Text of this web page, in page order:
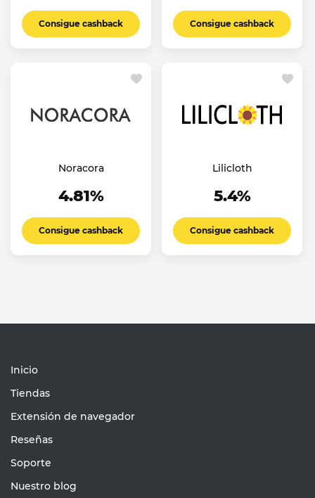
Consigue cashback Consigue cashback
Noracora
4.81%
Consigue cashback
Lilicloth
5.4%
Consigue cashback
Inicio
Tiendas
Extensión de navegador
Reseñas
Soporte
Nuestro blog